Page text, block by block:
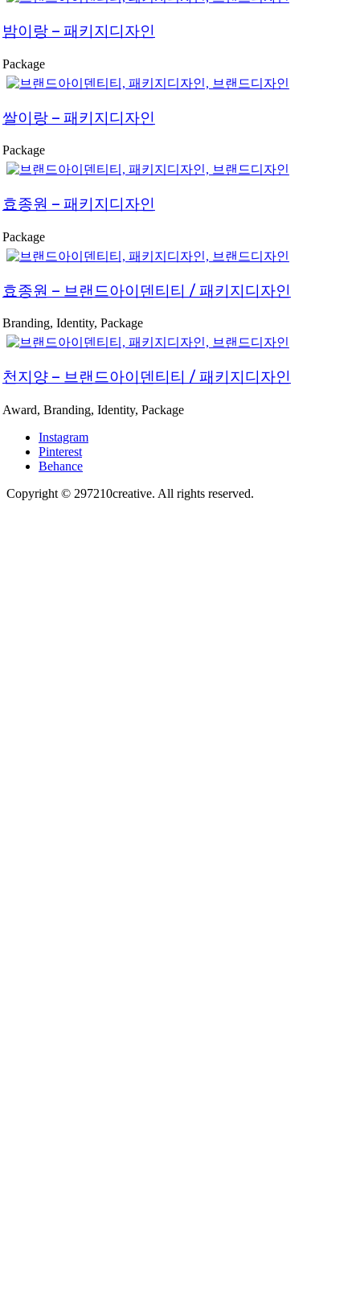
밤이랑 – 패키지디자인
Package
쌀이랑 – 패키지디자인
Package
효종원 – 패키지디자인
Package
효종원 – 브랜드아이덴티티 / 패키지디자인
Branding, Identity, Package
천지양 – 브랜드아이덴티티 / 패키지디자인
Award, Branding, Identity, Package
Instagram
Pinterest
Behance
Copyright © 297210creative. All rights reserved.